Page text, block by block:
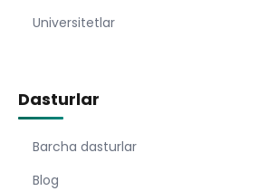
Universitetlar
Dasturlar
Barcha dasturlar
Blog